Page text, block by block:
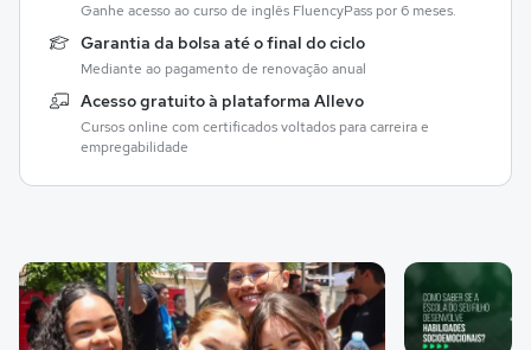
Ganhe acesso ao curso de inglês FluencyPass por 6 meses.
Garantia da bolsa até o final do ciclo
Mediante ao pagamento de renovação anual
Acesso gratuito à plataforma Allevo
Cursos online com certificados voltados para carreira e
empregabilidade
Galeria de imagem